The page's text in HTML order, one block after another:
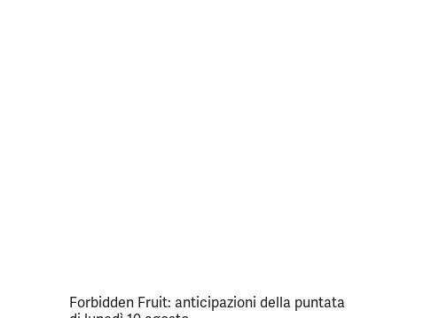
Forbidden Fruit: anticipazioni della puntata